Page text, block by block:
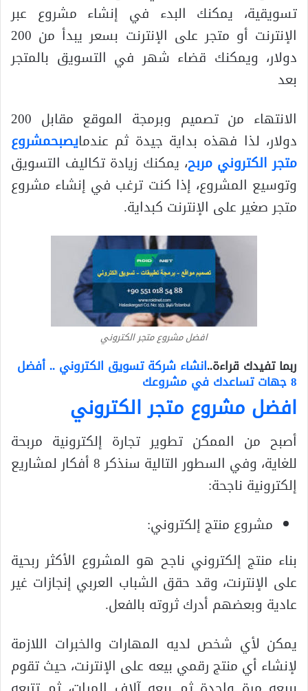
تسويقية، يمكنك البدء في إنشاء مشروع عبر
الإنترنت أو متجر على الإنترنت بسعر يبدأ من 200
دولار، ويمكنك قضاء شهر في التسويق بالمتجر
بعد
الانتهاء من تصميم وبرمجة الموقع مقابل 200
دولار، لذا فهذه بداية جيدة ثم عندمايصبحمشروع
متجر الكتروني مربح، يمكنك زيادة تكاليف التسويق
وتوسيع المشروع، إذا كنت ترغب في إنشاء مشروع
متجر صغير على الإنترنت كبداية.
افضل مشروع متجر الكتروني
ربما تفيدك قراءة..انشاء شركة تسويق الكتروني .. أفضل
8 جهات تساعدك في مشروعك
افضل مشروع متجر الكتروني
أصبح من الممكن تطوير تجارة إلكترونية مربحة
للغاية، وفي السطور التالية سنذكر 8 أفكار لمشاريع
إلكترونية ناجحة:
مشروع منتج إلكتروني:
بناء منتج إلكتروني ناجح هو المشروع الأكثر ربحية
على الإنترنت، وقد حقق الشباب العربي إنجازات غير
عادية وبعضهم أدرك ثروته بالفعل.
يمكن لأي شخص لديه المهارات والخبرات اللازمة
لإنشاء أي منتج رقمي بيعه على الإنترنت، حيث تقوم